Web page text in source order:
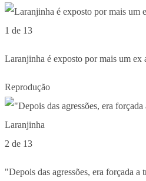
1 de 13
Laranjinha é exposto por mais um ex
Reprodução
2 de 13
"Depois das agressões, era forçada a